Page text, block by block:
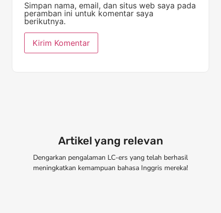
Simpan nama, email, dan situs web saya pada
peramban ini untuk komentar saya
berikutnya.
Artikel yang relevan
Dengarkan pengalaman LC-ers yang telah berhasil
meningkatkan kemampuan bahasa Inggris mereka!